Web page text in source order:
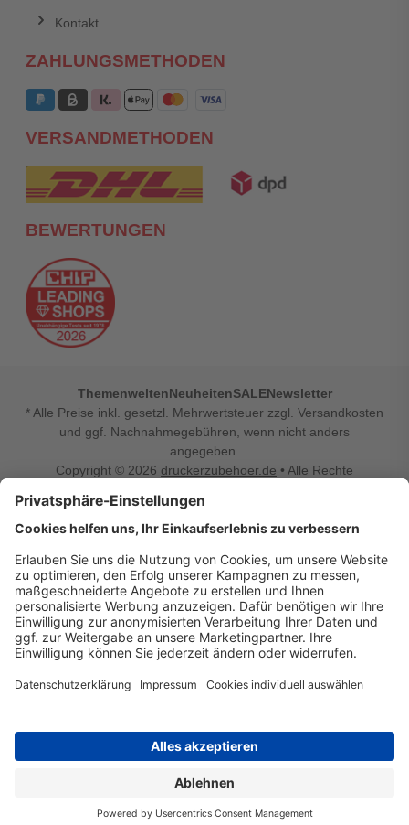
Kontakt
ZAHLUNGSMETHODEN
VERSANDMETHODEN
BEWERTUNGEN
ThemenweltenNeuheitenSALENewsletter
* Alle Preise inkl. gesetzl. Mehrwertsteuer zzgl. Versandkosten
und ggf. Nachnahmegebühren, wenn nicht anders
angegeben.
Copyright © 2026 druckerzubehoer.de • Alle Rechte
Vertrag widerrufen
Druckerzubehoer.de – preiswerte Qualität für Ihr Office
Sie sind auf der Suche nach dem passenden Druckerzubehör
oder Zubehör für das Büro, den Computer oder Ihr
Smartphone? Dann sind Sie bei Druckerzubehoer.de genau
richtig! Unser breites Sortiment bietet unter anderem Tinte
und Toner für alle gängigen Druckermodelle – großer sowie
kleiner Hersteller. Zugleich sind wir Ihr Online Fachhandel für
einrichten, die Werkstatt ausstatten oder den Alltag mit
was Ihren Arbeitsplatz noch komfortabler macht, finden Sie
bei uns auch Bastelspaß, Schulbedarf, Beleuchtung,
für die ganze Familie. Entdecken Sie günstige Angebote und
allerlei Ideen auf Druckerzubehoer.de!